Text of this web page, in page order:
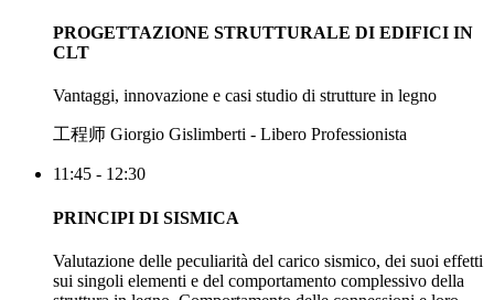
PROGETTAZIONE STRUTTURALE DI EDIFICI IN
CLT
Vantaggi, innovazione e casi studio di strutture in legno
工程师 Giorgio Gislimberti - Libero Professionista
11:45 - 12:30
PRINCIPI DI SISMICA
Valutazione delle peculiarità del carico sismico, dei suoi effetti
sui singoli elementi e del comportamento complessivo della